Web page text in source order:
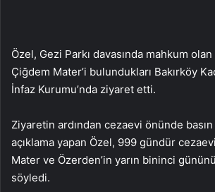
Özel, Gezi Parkı davasında mahkum
Çiğdem Mater’i bulundukları Bakırköy
İnfaz Kurumu’nda ziyaret etti.
Ziyaretin ardından cezaevi önünde
açıklama yapan Özel, 999 gündür
Mater ve Özerden’in yarın bininci
söyledi.